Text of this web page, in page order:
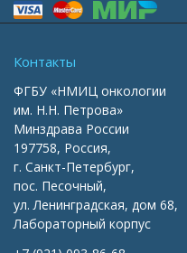
Контакты
ФГБУ «НМИЦ онкологии
им. Н.Н. Петрова»
Минздрава России
197758, Россия,
г. Санкт-Петербург,
пос. Песочный,
ул. Ленинградская, дом 68,
Лабораторный корпус